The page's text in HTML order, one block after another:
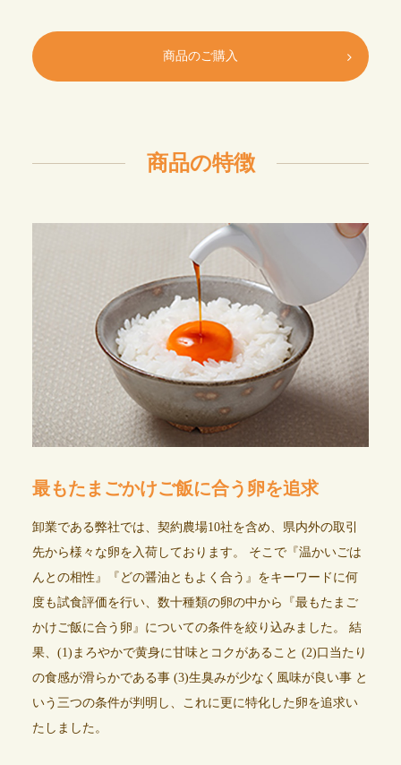
商品のご購入
商品の特徴
最もたまごかけご飯に合う卵を追求
卸業である弊社では、契約農場10社を含め、県内外の取引
先から様々な卵を入荷しております。 そこで『温かいごは
んとの相性』『どの醤油ともよく合う』をキーワードに何
度も試食評価を行い、数十種類の卵の中から『最もたまご
かけご飯に合う卵』についての条件を絞り込みました。 結
果、(1)まろやかで黄身に甘味とコクがあること (2)口当たり
の食感が滑らかである事 (3)生臭みが少なく風味が良い事 と
いう三つの条件が判明し、これに更に特化した卵を追求い
たしました。